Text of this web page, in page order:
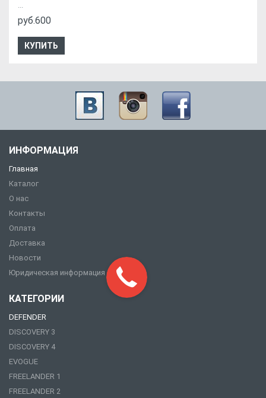
...
руб.600
КУПИТЬ
ИНФОРМАЦИЯ
Главная
Каталог
О нас
Контакты
Оплата
Доставка
Новости
Юридическая информация
КАТЕГОРИИ
DEFENDER
DISCOVERY 3
DISCOVERY 4
EVOGUE
FREELANDER 1
FREELANDER 2